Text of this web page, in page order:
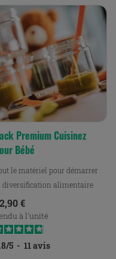
Premium Cuisinez
Bébé
le matériel pour démarrer
diversification alimentaire
votre bébé.
€
à l'unité
/5 - 11avis